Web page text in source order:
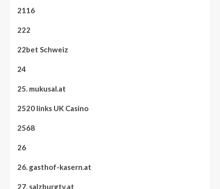
2116
222
22bet Schweiz
24
25. mukusal.at
2520 links UK Casino
2568
26
26. gasthof-kasern.at
27. salzburgtv.at